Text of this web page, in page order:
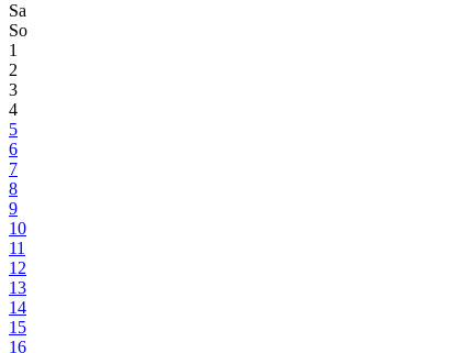
Sa
So
1
2
3
4
5
6
7
8
9
10
11
12
13
14
15
16